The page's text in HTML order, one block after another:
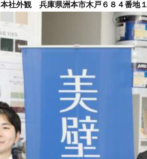
本社外観 兵庫県洲本市木戸６８４番地１